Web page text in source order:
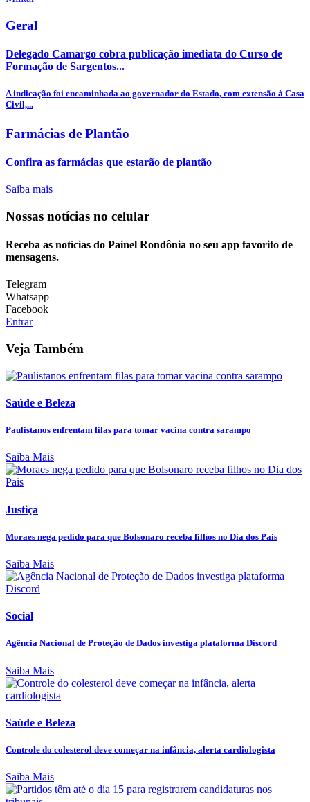
Geral
Delegado Camargo cobra publicação imediata do Curso de
Formação de Sargentos...
A indicação foi encaminhada ao governador do Estado, com extensão à Casa
Civil,...
Farmácias de Plantão
Confira as farmácias que estarão de plantão
Saiba mais
Nossas notícias no celular
Receba as notícias do Painel Rondônia no seu app favorito de
mensagens.
Telegram
Whatsapp
Facebook
Entrar
Veja Também
Saúde e Beleza
Paulistanos enfrentam filas para tomar vacina contra sarampo
Saiba Mais
Justiça
Moraes nega pedido para que Bolsonaro receba filhos no Dia dos Pais
Saiba Mais
Social
Agência Nacional de Proteção de Dados investiga plataforma Discord
Saiba Mais
Saúde e Beleza
Controle do colesterol deve começar na infância, alerta cardiologista
Saiba Mais